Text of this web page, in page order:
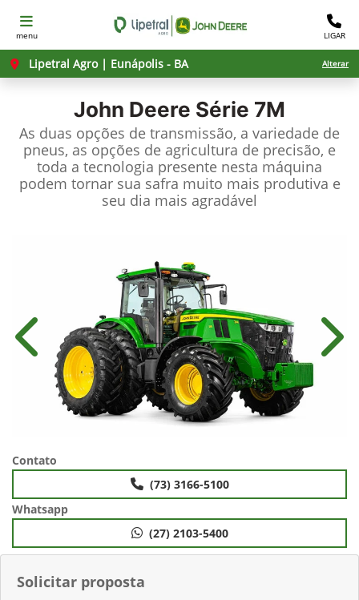
menu LIGAR
Lipetral Agro | Eunápolis - BA Alterar
John Deere Série 7M
As duas opções de transmissão, a variedade de
pneus, as opções de agricultura de precisão, e
toda a tecnologia presente nesta máquina
podem tornar sua safra muito mais produtiva e
seu dia mais agradável
Solicitar proposta
Anterior
Contato
(73) 3166-5100
Whatsapp
(27) 2103-5400